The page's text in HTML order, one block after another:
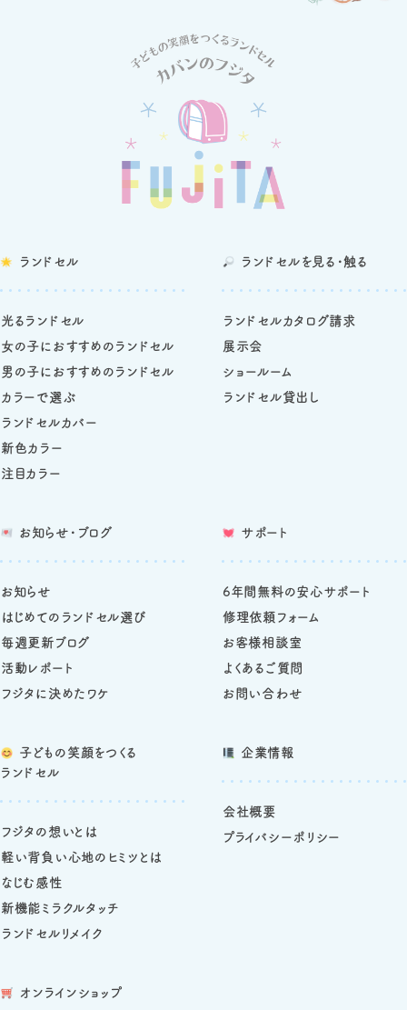
ランドセル
光るランドセル
女の子におすすめのランドセル
男の子におすすめのランドセル
カラーで選ぶ
ランドセルカバー
新色カラー
注目カラー
ランドセルを 見る・触る
ランドセルカタログ請求
展示会
ショールーム
ランドセル貸出し
子どもの笑顔をつくる
ランドセル
フジタの想いとは
軽い背負い心地のヒミツとは
なじむ感性
新機能ミラクルタッチ
ランドセルリメイク
お知らせ・ブログ
お知らせ
はじめてのランドセル選び
毎週更新ブログ
活動レポート
フジタに決めたワケ
サポート
6年間無料の安心サポート
修理依頼フォーム
お客様相談室
よくあるご質問
お問い合わせ
企業情報
会社概要
プライバシーポリシー
オンラインショップ